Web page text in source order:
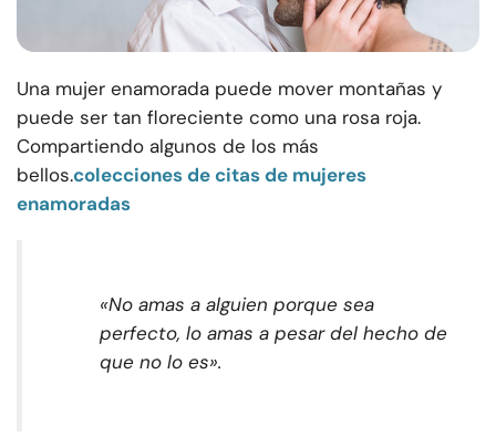
Una mujer enamorada puede mover montañas y
puede ser tan floreciente como una rosa roja.
Compartiendo algunos de los más
bellos.colecciones de citas de mujeres
enamoradas
«No amas a alguien porque sea
perfecto, lo amas a pesar del hecho de
que no lo es».